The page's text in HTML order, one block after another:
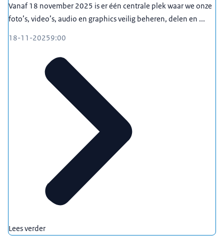
Vanaf 18 november 2025 is er één centrale plek waar we onze
foto’s, video’s, audio en graphics veilig beheren, delen en ...
18-11-20259:00
Lees verder